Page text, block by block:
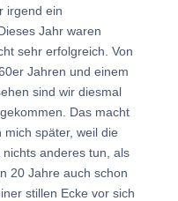
irgend ein
Jahr waren
sehr erfolgreich. Von
Jahren und einem
sind wir diesmal
Das macht
später, weil die
anderes tun, als
20 Jahre auch schon
stillen Ecke vor sich